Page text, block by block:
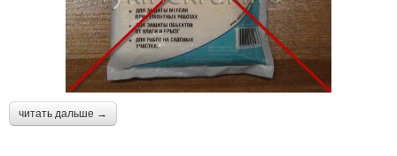
читать дальше →